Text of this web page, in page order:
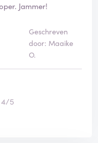
Jammer!
Geschreven
door: Maaike
O.
4/5